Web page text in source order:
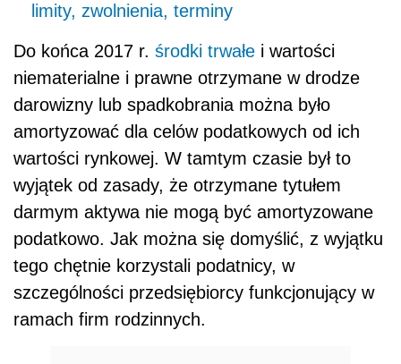
limity, zwolnienia, terminy
Do końca 2017 r. środki trwałe i wartości
niematerialne i prawne otrzymane w drodze
darowizny lub spadkobrania można było
amortyzować dla celów podatkowych od ich
wartości rynkowej. W tamtym czasie był to
wyjątek od zasady, że otrzymane tytułem
darmym aktywa nie mogą być amortyzowane
podatkowo. Jak można się domyślić, z wyjątku
tego chętnie korzystali podatnicy, w
szczególności przedsiębiorcy funkcjonujący w
ramach firm rodzinnych.